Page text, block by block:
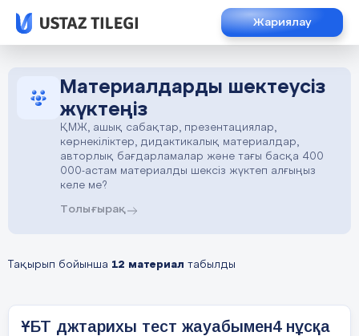
Жариялау
Материалдарды шектеусіз
жүктеңіз
ҚМЖ, ашық сабақтар, презентациялар,
көрнекіліктер, дидактикалық материалдар,
авторлық бағдарламалар және тағы басқа 400
000-астам материалды шексіз жүктеп алғыңыз
келе ме?
Толығырақ
Тақырып бойынша 12 материал табылды
ҰБТ джтарихы тест жауабымен4 нұсқа